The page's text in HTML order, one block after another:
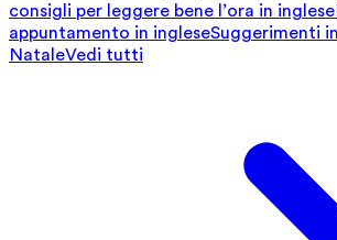
consigli per leggere bene l’ora in inglese
appuntamento in ingleseSuggerimenti
NataleVedi tutti